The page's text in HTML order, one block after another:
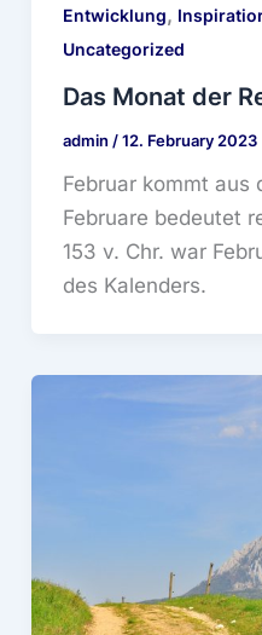
Entwicklung,
Uncategorized
Das Monat der
admin /12. February 2023
Februar kommt aus
Februare bedeutet
153 v. Chr. war
des Kalenders.